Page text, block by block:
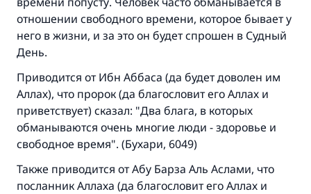
отношении свободного времени, которое бывает у
него в жизни, и за это он будет спрошен в Судный
День.
Приводится от Ибн Аббаса (да будет доволен им
Аллах), что пророк (да благословит его Аллах и
приветствует) сказал: "Два блага, в которых
обманываются очень многие люди - здоровье и
свободное время". (Бухари, 6049)
Также приводится от Абу Барза Аль Аслами, что
посланник Аллаха (да благословит его Аллах и